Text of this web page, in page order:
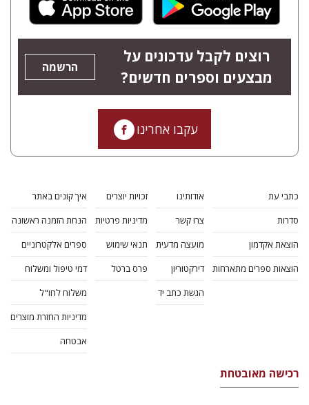
רוצים לקבל עדכונים על
מבצעים וספרים חדשים?
הרשמה
עקבו אחרינו
כתבי עת
סדרות
הוצאת אקדמון
הוצאות ספרים מתארחות
אודותינו
צרו קשר
מועצה מדעית
דירקטוריון
הגשת כתב יד
זכויות יוצרים
מדיניות פרטיות
תנאי שימוש
פרס ברטל
איך קונים באתר
הנחת הזמנה ראשונה
ספרים אלקטרוניים
דמי טיפול ומשלוח
משלוח לחו"ל
מדיניות החזרת מוצרים
אבטחה
רכישה מאובטחת